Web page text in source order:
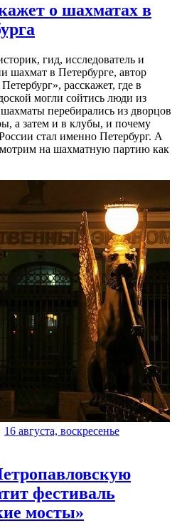
о шахматах в
гид, исследователь и
шахмат в Петербурге, автор
расскажет, где в
могли сойтись люди из
перебирались из дворцов
а затем и в клубы, и почему
стал именно Петербург. А
на шахматную партию как
16 августа, воскресенье
фестиваль
мосты»